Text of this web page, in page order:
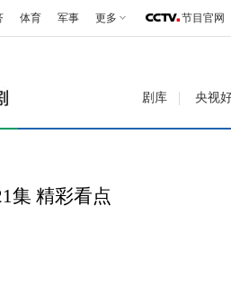
体育 军事 更多 节目官网
剧库 央视
集 精彩看点